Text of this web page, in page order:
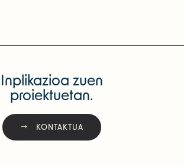
Inplikazioa zuen
proiektuetan.
KONTAKTUA